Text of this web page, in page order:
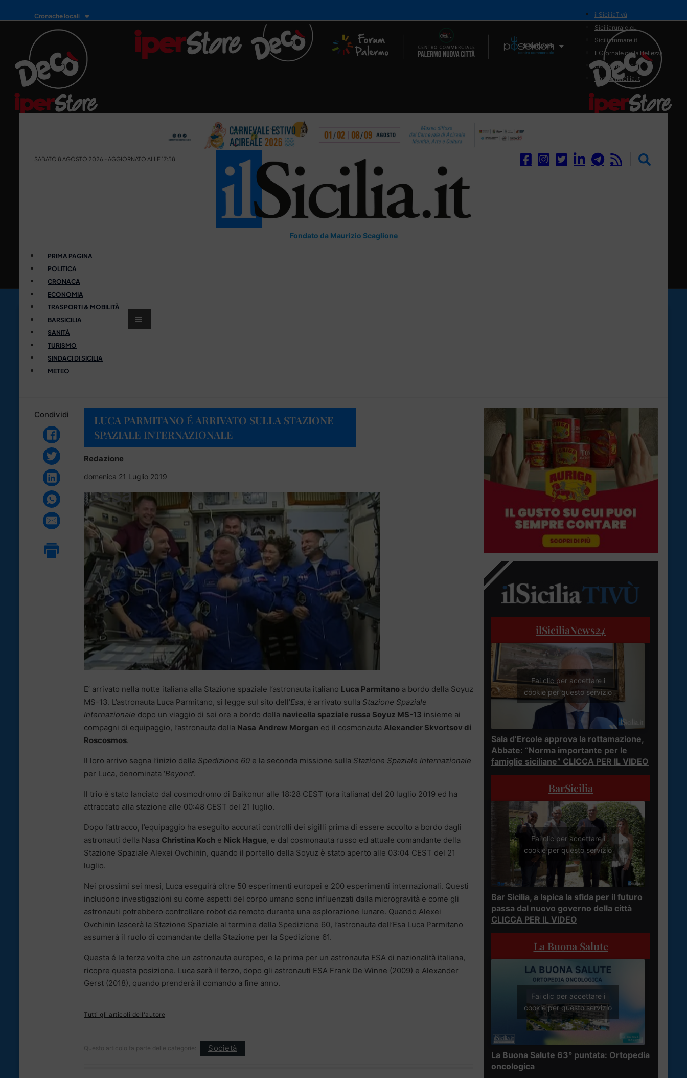
Cronache locali
Il Network
il SiciliaTivù
Siciliarurale.eu
Siciliammare.it
Il Giornale della Bellezza
Siciliamedica.it
Sanitainsicilia.it
SABATO 8 AGOSTO 2026 - AGGIORNATO ALLE 17:58
Fondato da Maurizio Scaglione
PRIMA PAGINA
POLITICA
CRONACA
ECONOMIA
TRASPORTI & MOBILITÀ
BARSICILIA
SANITÀ
TURISMO
SINDACI DI SICILIA
METEO
Condividi
LUCA PARMITANO É ARRIVATO SULLA STAZIONE
SPAZIALE INTERNAZIONALE
Redazione
domenica 21 Luglio 2019
E’ arrivato nella notte italiana alla Stazione spaziale l’astronauta italiano Luca Parmitano a bordo della Soyuz
MS-13. L’astronauta Luca Parmitano, si legge sul sito dell’Esa, é arrivato sulla Stazione Spaziale
Internazionale dopo un viaggio di sei ore a bordo della navicella spaziale russa Soyuz MS-13 insieme ai
compagni di equipaggio, l’astronauta della Nasa Andrew Morgan ed il cosmonauta Alexander Skvortsov di
Roscosmos.
Il loro arrivo segna l’inizio della Spedizione 60 e la seconda missione sulla Stazione Spaziale Internazionale
per Luca, denominata ‘Beyond‘.
Il trio è stato lanciato dal cosmodromo di Baikonur alle 18:28 CEST (ora italiana) del 20 luglio 2019 ed ha
attraccato alla stazione alle 00:48 CEST del 21 luglio.
Dopo l’attracco, l’equipaggio ha eseguito accurati controlli dei sigilli prima di essere accolto a bordo dagli
astronauti della Nasa Christina Koch e Nick Hague, e dal cosmonauta russo ed attuale comandante della
Stazione Spaziale Alexei Ovchinin, quando il portello della Soyuz è stato aperto alle 03:04 CEST del 21
luglio.
Nei prossimi sei mesi, Luca eseguirà oltre 50 esperimenti europei e 200 esperimenti internazionali. Questi
includono investigazioni su come aspetti del corpo umano sono influenzati dalla microgravità e come gli
astronauti potrebbero controllare robot da remoto durante una esplorazione lunare. Quando Alexei
Ovchinin lascerà la Stazione Spaziale al termine della Spedizione 60, l’astronauta dell’Esa Luca Parmitano
assumerà il ruolo di comandante della Stazione per la Spedizione 61.
Questa é la terza volta che un astronauta europeo, e la prima per un astronauta ESA di nazionalità italiana,
ricopre questa posizione. Luca sarà il terzo, dopo gli astronauti ESA Frank De Winne (2009) e Alexander
Gerst (2018), quando prenderà il comando a fine anno.
Tutti gli articoli dell'autore
Questo articolo fa parte delle categorie: Società
ilSiciliaNews24
Fai clic per accettare i
cookie per questo servizio
Sala d’Ercole approva la rottamazione,
Abbate: “Norma importante per le
famiglie siciliane” CLICCA PER IL VIDEO
BarSicilia
Fai clic per accettare i
cookie per questo servizio
Bar Sicilia, a Ispica la sfida per il futuro
passa dal nuovo governo della città
CLICCA PER IL VIDEO
La Buona Salute
Fai clic per accettare i
cookie per questo servizio
La Buona Salute 63° puntata: Ortopedia
oncologica